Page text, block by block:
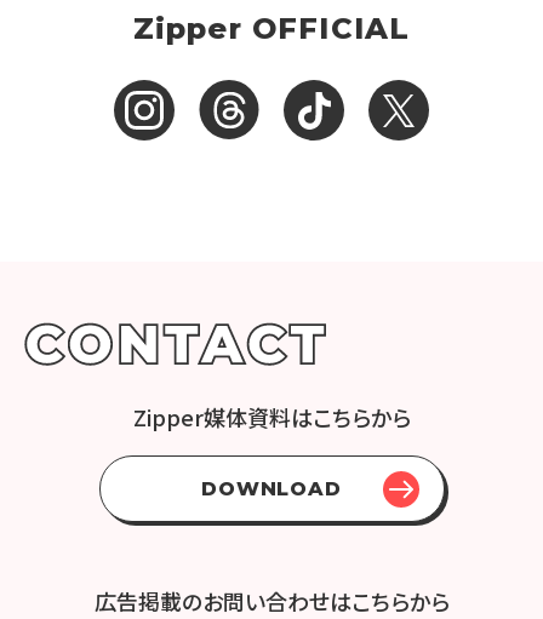
Zipper OFFICIAL
Zipper媒体資料はこちらから
DOWNLOAD
広告掲載のお問い合わせはこちらから